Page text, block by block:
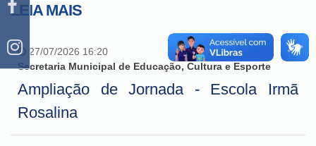
LEIA MAIS
27/07/2026 16:20
Secretaria Municipal de Educação, Cultura e Esporte
Ampliação de Jornada - Escola Irmã
Rosalina